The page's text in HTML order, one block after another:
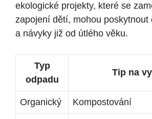
ekologické projekty, které se
zapojení dětí, mohou poskytnout
a návyky již od útlého věku.
Typ
odpadu
Tip na
Organický Kompostování